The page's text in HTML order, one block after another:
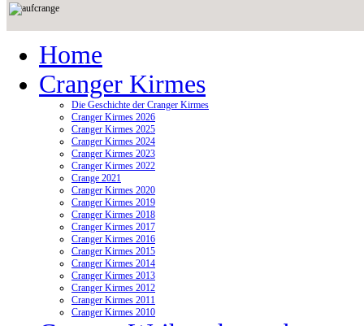
Home
Cranger Kirmes
Die Geschichte der Cranger Kirmes
Cranger Kirmes 2026
Cranger Kirmes 2025
Cranger Kirmes 2024
Cranger Kirmes 2023
Cranger Kirmes 2022
Crange 2021
Cranger Kirmes 2020
Cranger Kirmes 2019
Cranger Kirmes 2018
Cranger Kirmes 2017
Cranger Kirmes 2016
Cranger Kirmes 2015
Cranger Kirmes 2014
Cranger Kirmes 2013
Cranger Kirmes 2012
Cranger Kirmes 2011
Cranger Kirmes 2010